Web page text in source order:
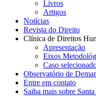
Livros
Artigos
Notícias
Revista do Direito
Clínica de Direitos
Apresentação
Eixos
Caso
Observatório de
Entre em contato
Saiba mais sobre